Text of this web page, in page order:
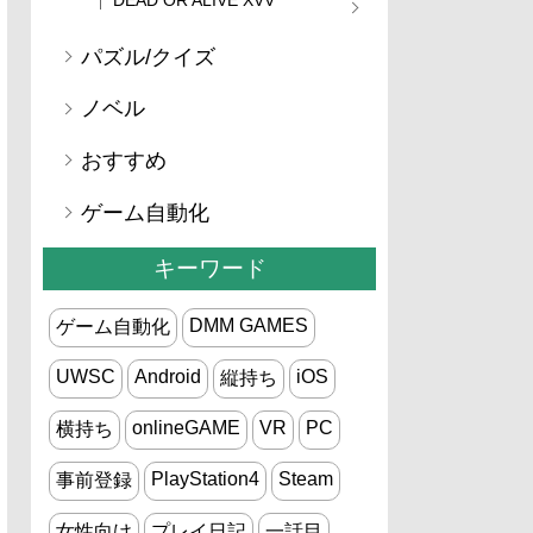
パズル/クイズ
ノベル
おすすめ
ゲーム自動化
キーワード
ゲーム自動化 DMM GAMES
UWSC Android 縦持ち iOS
横持ち onlineGAME VR PC
事前登録 PlayStation4 Steam